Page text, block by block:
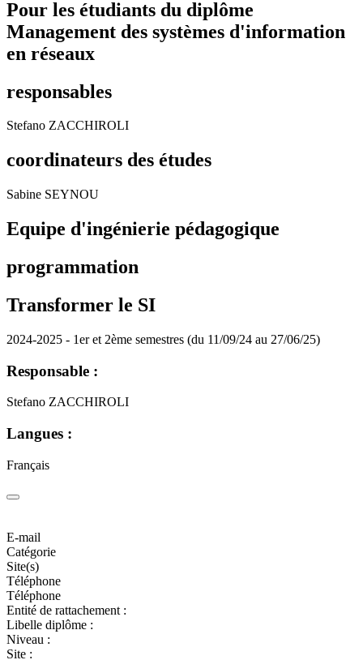
Pour les étudiants du diplôme
Management des systèmes d'information
en réseaux
responsables
Stefano ZACCHIROLI
coordinateurs des études
Sabine SEYNOU
Equipe d'ingénierie pédagogique
programmation
Transformer le SI
2024-2025 - 1er et 2ème semestres (du 11/09/24 au 27/06/25)
Responsable :
Stefano ZACCHIROLI
Langues :
Français
E-mail
Catégorie
Site(s)
Téléphone
Téléphone
Entité de rattachement :
Libelle diplôme :
Niveau :
Site :